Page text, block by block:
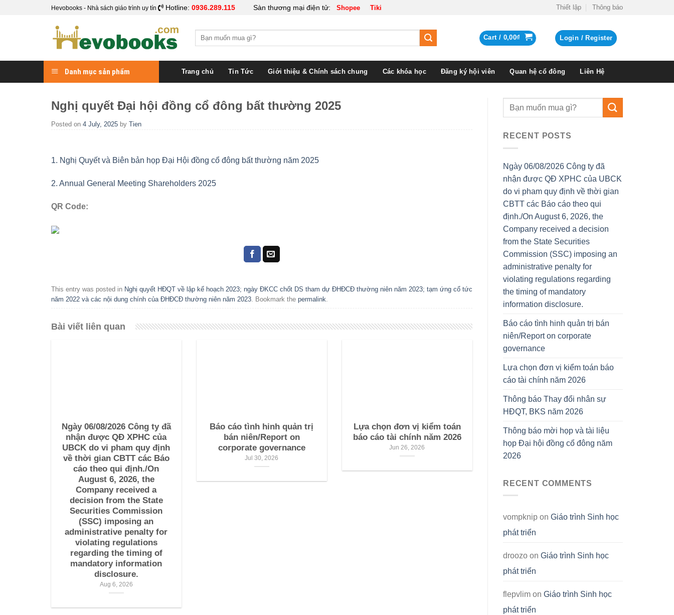
Hevobooks - Nhà sách giáo trình uy tín Hotline: 0936.289.115 Sàn thương mại điện tử: Shopee Tiki Thiết lập Thông báo
Search
Cart / 0,00₫ Login / Register
Danh mục sản phẩm Trang chủ Tin Tức Giới thiệu & Chính sách chung Các khóa học Đăng ký hội viên Quan hệ cổ đông Liên Hệ
Nghị quyết Đại hội đồng cổ đông bất thường 2025
Posted on 4 July, 2025 by Tien
1. Nghị Quyết và Biên bản họp Đại Hội đồng cổ đông bất thường năm 2025
2. Annual General Meeting Shareholders 2025
QR Code:
This entry was posted in Nghị quyết HĐQT về lập kế hoạch 2023; ngày ĐKCC chốt DS tham dự ĐHĐCĐ thường niên năm 2023; tạm ứng cổ tức
năm 2022 và các nội dung chính của ĐHĐCĐ thường niên năm 2023 . Bookmark the permalink
Bài viết liên quan
Ngày 06/08/2026 Công ty đã
nhận được QĐ XPHC của
UBCK do vi pham quy định
về thời gian CBTT các Báo
cáo theo qui định./On
August 6, 2026, the
Company received a
decision from the State
Securities Commission
(SSC) imposing an
administrative penalty for
violating regulations
regarding the timing of
mandatory information
disclosure.
Aug 6, 2026
Báo cáo tình hinh quản trị
bán niên/Report on
corporate governance
Jul 30, 2026
Lựa chọn đơn vị kiểm toán
báo cáo tài chính năm 2026
Jun 26, 2026
RECENT POSTS
Ngày 06/08/2026 Công ty đã
nhận được QĐ XPHC của UBCK
do vi pham quy định về thời gian
CBTT các Báo cáo theo qui
định./On August 6, 2026, the
Company received a decision
from the State Securities
Commission (SSC) imposing an
administrative penalty for
violating regulations regarding
the timing of mandatory
information disclosure.
Báo cáo tình hinh quản trị bán
niên/Report on corporate
governance
Lựa chọn đơn vị kiểm toán báo
cáo tài chính năm 2026
Thông báo Thay đổi nhân sự
HĐQT, BKS năm 2026
Thông báo mời họp và tài liệu
họp Đại hội đồng cổ đông năm
2026
RECENT COMMENTS
vompknip on Giáo trình Sinh học
phát triển
droozo on Giáo trình Sinh học
phát triển
flepvlim on Giáo trình Sinh học
phát triển